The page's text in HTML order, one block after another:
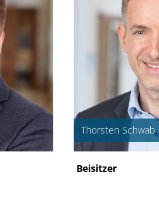
Thorsten Schwab
Beisitzer